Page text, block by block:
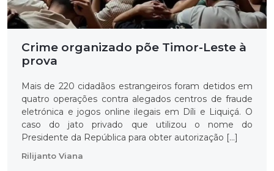
Crime organizado põe Timor-Leste à
prova
Mais de 220 cidadãos estrangeiros foram detidos em
quatro operações contra alegados centros de fraude
eletrónica e jogos online ilegais em Díli e Liquiçá. O
caso do jato privado que utilizou o nome do
Presidente da República para obter autorização […]
Rilijanto Viana